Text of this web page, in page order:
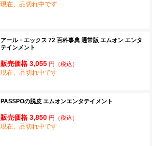
現在、品切れ中です
アール・エックス 72 百科事典 通常版 エムオン エンタ
テインメント
販売価格 3,055 円 （税込）
現在、品切れ中です
PASSPOの脱皮 エムオンエンタテイメント
販売価格 3,850 円 （税込）
現在、品切れ中です